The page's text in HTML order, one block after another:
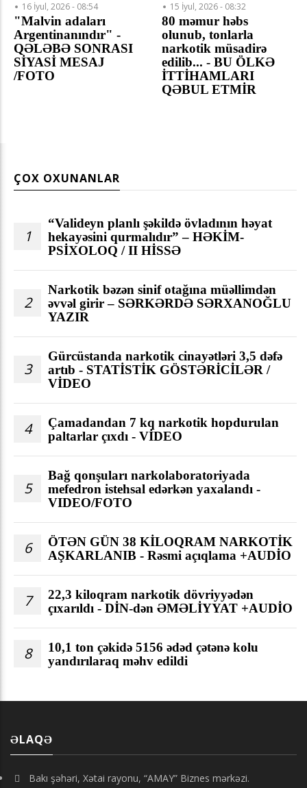
16 İyul, 2026 - 08:54
"Malvin adaları
Argentinanındır" -
QƏLƏBƏ SONRASI
SİYASİ MESAJ
/FOTO
15 İyul, 2026 - 08:32
80 məmur həbs
olunub, tonlarla
narkotik müsadirə
edilib... - BU ÖLKƏ
İTTİHAMLARI
QƏBUL ETMİR
ÇOX OXUNANLAR
1
“Valideyn planlı şəkildə övladının həyat
hekayəsini qurmalıdır” – HƏKİM-
PSİXOLOQ / II HİSSƏ
2
Narkotik bəzən sinif otağına müəllimdən
əvvəl girir – SƏRKƏRDƏ SƏRXANOĞLU
YAZIR
3
Gürcüstanda narkotik cinayətləri 3,5 dəfə
artıb - STATİSTİK GÖSTƏRİCİLƏR /
VİDEO
4
Çamadandan 7 kq narkotik hopdurulan
paltarlar çıxdı - VİDEO
5
Bağ qonşuları narkolaboratoriyada
mefedron istehsal edərkən yaxalandı -
VIDEO/FOTO
6
ÖTƏN GÜN 38 KİLOQRAM NARKOTİK
AŞKARLANIB - Rəsmi açıqlama +AUDİO
7
22,3 kiloqram narkotik dövriyyədən
çıxarıldı - DİN-dən ƏMƏLİYYAT +AUDİO
8
10,1 ton çəkidə 5156 ədəd çətənə kolu
yandırılaraq məhv edildi
ƏLAQƏ
Bakı şəhəri, Xətai rayonu, “AMAY” Biznes mərkəzi.